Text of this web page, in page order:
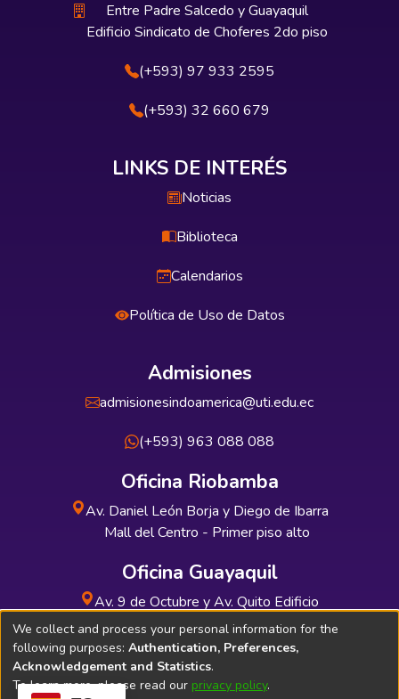
Entre Padre Salcedo y Guayaquil
Edificio Sindicato de Choferes 2do piso
(+593) 97 933 2595
(+593) 32 660 679
LINKS DE INTERÉS
Noticias
Biblioteca
Calendarios
Política de Uso de Datos
Admisiones
admisionesindoamerica@uti.edu.ec
(+593) 963 088 088
Oficina Riobamba
Av. Daniel León Borja y Diego de Ibarra
Mall del Centro - Primer piso alto
Oficina Guayaquil
Av. 9 de Octubre y Av. Quito Edificio
INDUAUTO - Planta baja
We collect and process your personal information for the
following purposes: Authentication, Preferences,
Acknowledgement and Statistics.
To learn more, please read our privacy policy.